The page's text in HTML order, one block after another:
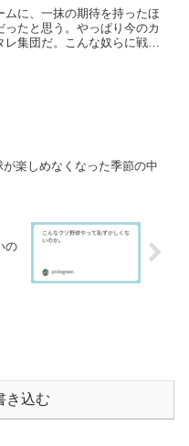
ムに、一抹の期待を持ったほ
ったと思う。やっぱり今のカ
レ集団だ。こんな奴らに戦う
が楽しめなくなった季節の中
の
き込む